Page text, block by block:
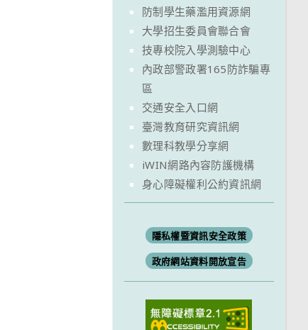
防制學生藥濫用資源網
大學招生委員會聯合會
技專校院入學測驗中心
內政部警政署165防詐騙專
區
交通安全入口網
臺灣教育研究資訊網
數理科教學分享網
iWIN網路內容防護機構
身心障礙權利公約資訊網
隱私權暨資訊安全政策
政府網站資料開放宣告